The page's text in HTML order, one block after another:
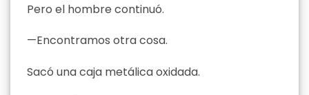
Pero el hombre continuó.
—Encontramos otra cosa.
Sacó una caja metálica oxidada.